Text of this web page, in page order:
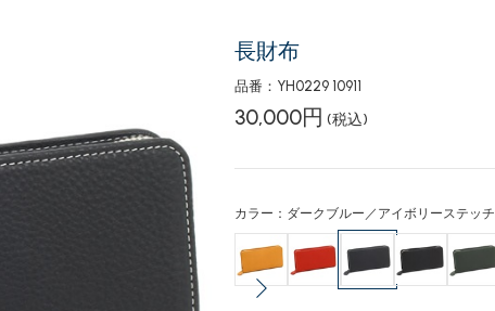
長財布
品番：YH0229 10911
30,000円 (税込)
カラー：ダークブルー／アイボリーステッチ